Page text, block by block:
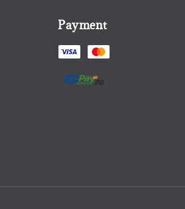
Payment